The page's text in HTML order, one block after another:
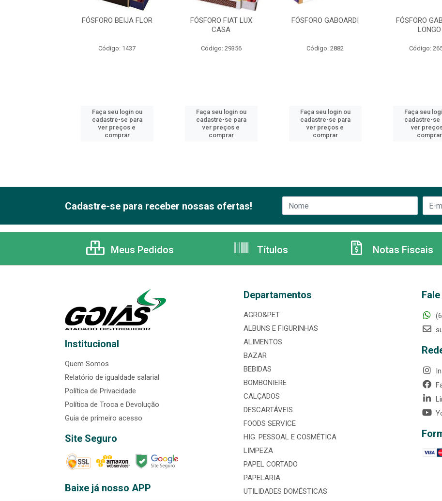
FÓSFORO BEIJA FLOR
Código: 1437
Faça seu login ou
cadastre-se para
ver preços e
comprar
FÓSFORO FIAT LUX
CASA
Código: 29356
Faça seu login ou
cadastre-se para
ver preços e
comprar
FÓSFORO GABOARDI
Código: 2882
Faça seu login ou
cadastre-se para
ver preços e
comprar
FÓSFORO
LONGO
Código:
Faça seu
cadastre-se
ver
comprar
Cadastre-se para receber nossas ofertas!
Meus Pedidos Títulos Notas Fiscais
Institucional
Quem Somos
Relatório de igualdade salarial
Política de Privacidade
Política de Troca e Devolução
Guia de primeiro acesso
Site Seguro
Baixe já nosso APP
Departamentos
AGRO&PET
ALBUNS E FIGURINHAS
ALIMENTOS
BAZAR
BEBIDAS
BOMBONIERE
CALÇADOS
DESCARTÁVEIS
FOODS SERVICE
HIG. PESSOAL E COSMÉTICA
LIMPEZA
PAPEL CORTADO
PAPELARIA
UTILIDADES DOMÉSTICAS